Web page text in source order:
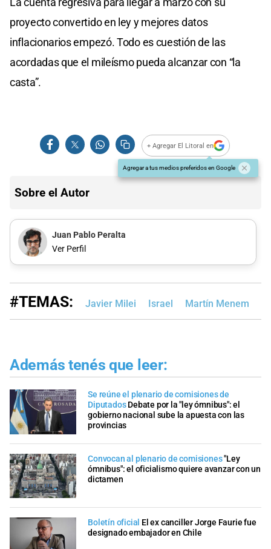
proyecto convertido en ley y mejores datos
inflacionarios empezó. Todo es cuestión de las
acordadas que el mileísmo pueda alcanzar con “la
casta”.
+ Agregar El Litoral en
Agregar a tus medios preferidos en Google
Sobre el Autor
Juan Pablo Peralta
Ver Perfil
#TEMAS: Javier Milei Israel Martín Menem
Además tenés que leer:
Se reúne el plenario de comisiones de
Diputados Debate por la "ley ómnibus": el
gobierno nacional sube la apuesta con las
provincias
Convocan al plenario de comisiones"Ley
ómnibus": el oficialismo quiere avanzar con un
dictamen
Boletín oficial El ex canciller Jorge Faurie fue
designado embajador en Chile